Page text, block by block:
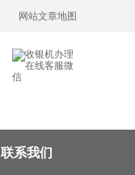
网站文章地图
联系我们